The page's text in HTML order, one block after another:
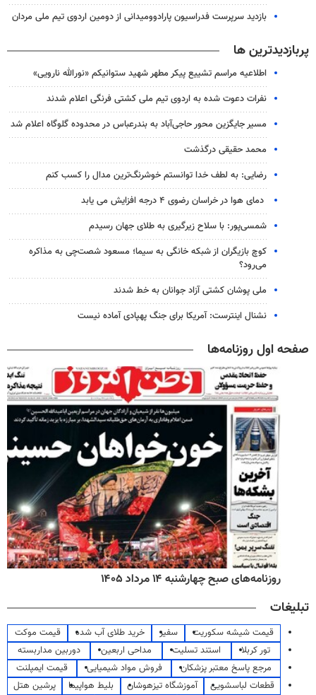
بازدید سرپرست فدراسیون پارادوومیدانی از دومین اردوی تیم ملی مردان
پربازدیدترین ها
اطلاعیه مراسم تشییع پیکر مطهر شهید ستوانیکم «نورالله نارویی»
نفرات دعوت شده به اردوی تیم ملی کشتی فرنگی اعلام شدند
مسیر جایگزین محور حاجی‌آباد به بندرعباس در محدوده گلوگاه اعلام شد
محمد حقیقی درگذشت
رضایی: به لطف خدا توانستم خوشرنگ‌ترین مدال را کسب کنم
دمای هوا در خراسان رضوی ۴ درجه افزایش می یابد
شمسی‌پور: با سلاح زیرگیری به طلای جهان رسیدم
کوچ بازیگران از شبکه خانگی به سیما؛ مسعود شصت‌چی به مذاکره
می‌رود؟
ملی پوشان کشتی آزاد جوانان به خط شدند
نشنال اینترست: آمریکا برای جنگ پهپادی آماده نیست
صفحه اول روزنامه‌ها
روزنامه‌های اقتصادی چهارشنبه ۱۴ مرداد ۱۴۰۵
تبلیغات
قیمت شیشه سکوریت سفیر خرید طلای آب شده
قیمت موکت
تور کربلا
استند تسلیت مداحی اربعین
دوربین مداربسته
مرجع پاسخ معتبر پزشکان
فروش مواد شیمیایی
قیمت ایمپلنت
قطعات لباسشویی
آموزشگاه تیزهوشان بلیط هواپیما
پرشین هتل